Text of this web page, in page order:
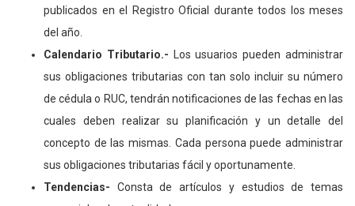
publicados en el Registro Oficial durante todos los meses
del año.
Calendario Tributario.- Los usuarios pueden administrar
sus obligaciones tributarias con tan solo incluir su número
de cédula o RUC, tendrán notificaciones de las fechas en las
cuales deben realizar su planificación y un detalle del
concepto de las mismas. Cada persona puede administrar
sus obligaciones tributarias fácil y oportunamente.
Tendencias- Consta de artículos y estudios de temas